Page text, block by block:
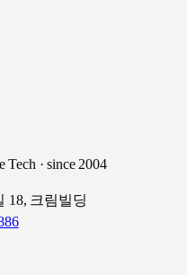
· since 2004
18, 크림빌딩